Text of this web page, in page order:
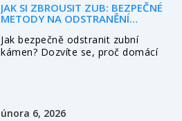
JAK SI ZBROUSIT ZUB: BEZPEČNÉ
METODY NA ODSTRANĚNÍ
ZUBAŘE
Jak bezpečně odstranit zubní
kámen? Dozvíte se, proč domácí
února 6, 2026